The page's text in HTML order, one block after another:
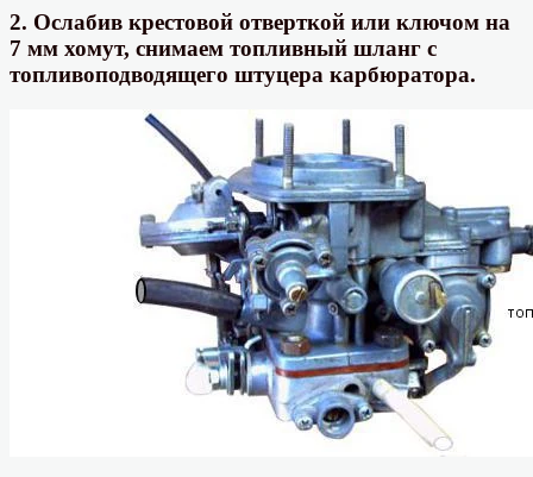
2. Ослабив крестовой отверткой или ключом на
7 мм хомут, снимаем топливный шланг с
топливоподводящего штуцера карбюратора.